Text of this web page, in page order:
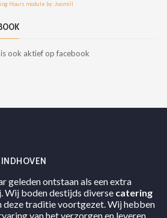
Hours module by: Joomill
is ook aktief op facebook
geleden ontstaan als een extra
Wij boden destijds diverse catering
deze traditie voortgezet. Wij hebben
van het verzorgen en leveren